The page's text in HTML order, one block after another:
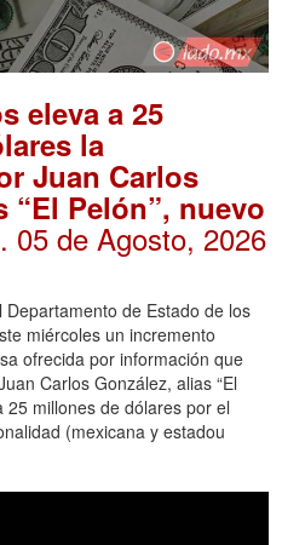
eleva a 25
la
Juan Carlos
“El Pelón”, nuevo
. 05 de Agosto, 2026
de Estado de los
miércoles un incremento
ofrecida por información que
Carlos González, alias “El
25 millones de dólares por el
(mexicana y estadou